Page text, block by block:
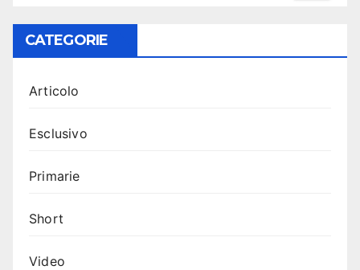
CATEGORIE
Articolo
Esclusivo
Primarie
Short
Video